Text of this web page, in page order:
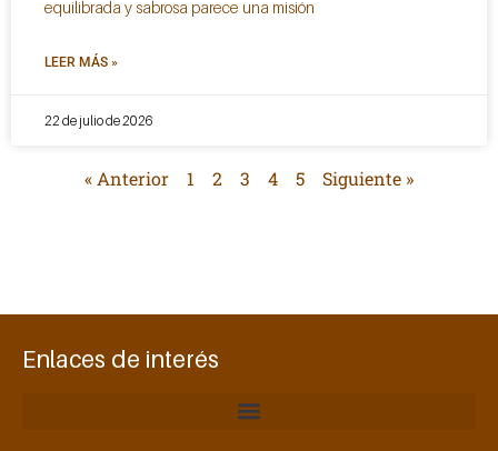
equilibrada y sabrosa parece una misión
LEER MÁS »
22 de julio de 2026
« Anterior 1 2 3 4 5 Siguiente »
Enlaces de interés